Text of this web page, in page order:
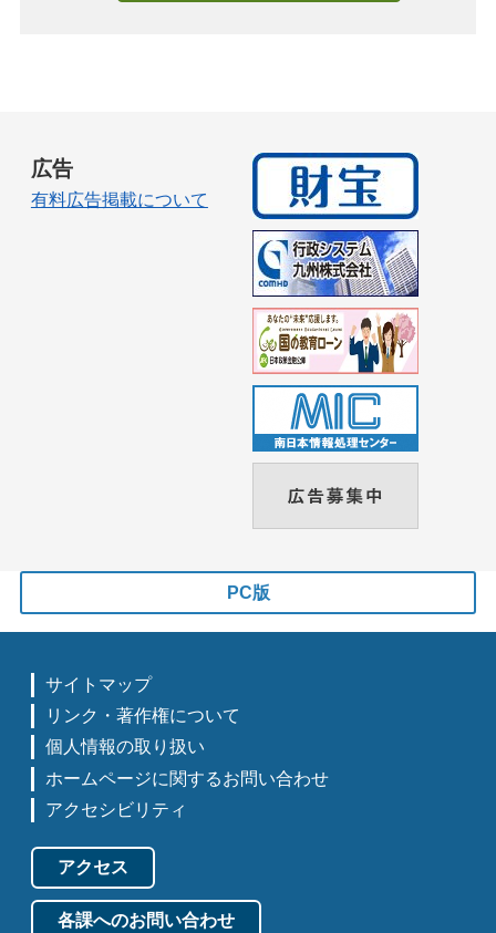
広告
有料広告掲載について
PC版
サイトマップ
リンク・著作権について
個人情報の取り扱い
ホームページに関するお問い合わせ
アクセシビリティ
アクセス
各課へのお問い合わせ